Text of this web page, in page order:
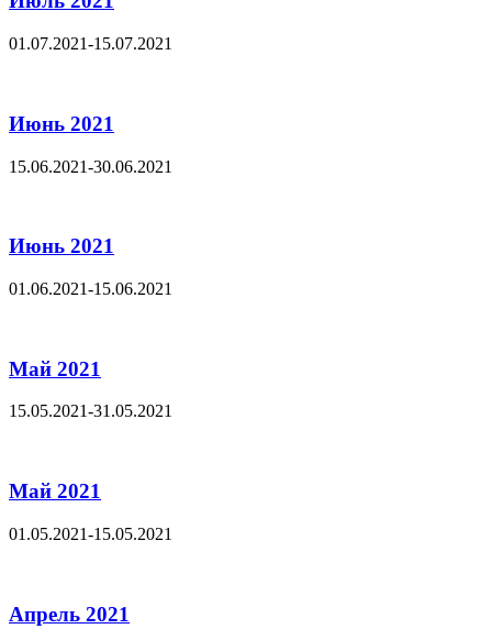
01.07.2021-15.07.2021
Июнь 2021
15.06.2021-30.06.2021
Июнь 2021
01.06.2021-15.06.2021
Май 2021
15.05.2021-31.05.2021
Май 2021
01.05.2021-15.05.2021
Апрель 2021